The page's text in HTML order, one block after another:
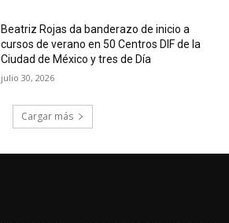
Beatriz Rojas da banderazo de inicio a
cursos de verano en 50 Centros DIF de la
Ciudad de México y tres de Día
julio 30, 2026
Cargar más